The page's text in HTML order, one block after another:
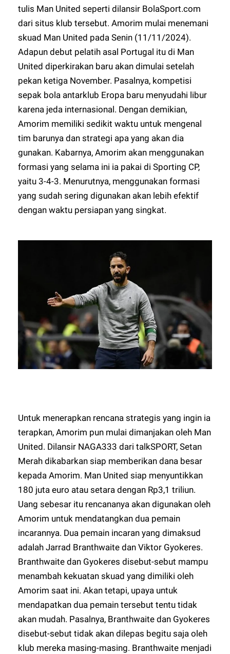
tulis Man United seperti dilansir BolaSport.com
dari situs klub tersebut. Amorim mulai menemani
skuad Man United pada Senin (11/11/2024).
Adapun debut pelatih asal Portugal itu di Man
United diperkirakan baru akan dimulai setelah
pekan ketiga November. Pasalnya, kompetisi
sepak bola antarklub Eropa baru menyudahi libur
karena jeda internasional. Dengan demikian,
Amorim memiliki sedikit waktu untuk mengenal
tim barunya dan strategi apa yang akan dia
gunakan. Kabarnya, Amorim akan menggunakan
formasi yang selama ini ia pakai di Sporting CP,
yaitu 3-4-3. Menurutnya, menggunakan formasi
yang sudah sering digunakan akan lebih efektif
dengan waktu persiapan yang singkat.
Untuk menerapkan rencana strategis yang ingin ia
terapkan, Amorim pun mulai dimanjakan oleh Man
United. Dilansir NAGA333dari talkSPORT, Setan
Merah dikabarkan siap memberikan dana besar
kepada Amorim. Man United siap menyuntikkan
180 juta euro atau setara dengan Rp3,1 triliun.
Uang sebesar itu rencananya akan digunakan oleh
Amorim untuk mendatangkan dua pemain
incarannya. Dua pemain incaran yang dimaksud
adalah Jarrad Branthwaite dan Viktor Gyokeres.
Branthwaite dan Gyokeres disebut-sebut mampu
menambah kekuatan skuad yang dimiliki oleh
Amorim saat ini. Akan tetapi, upaya untuk
mendapatkan dua pemain tersebut tentu tidak
akan mudah. Pasalnya, Branthwaite dan Gyokeres
disebut-sebut tidak akan dilepas begitu saja oleh
klub mereka masing-masing. Branthwaite menjadi